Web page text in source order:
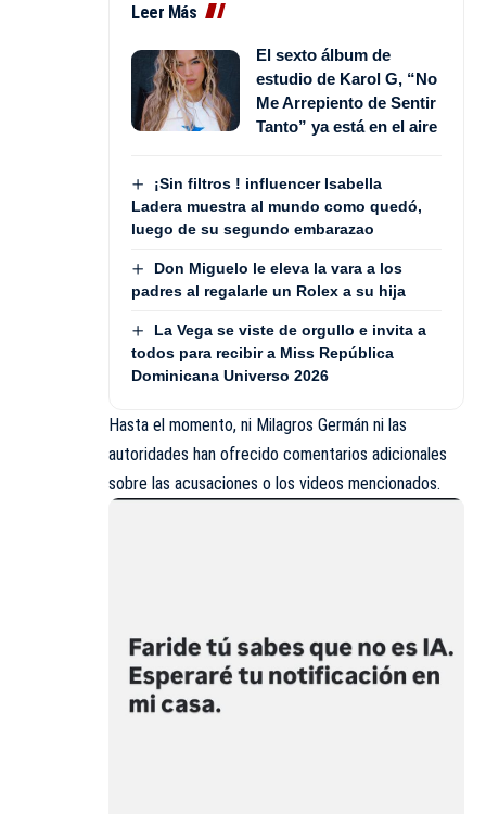
Leer Más
El sexto álbum de
estudio de Karol G, “No
Me Arrepiento de Sentir
Tanto” ya está en el aire
¡Sin filtros ! influencer Isabella
Ladera muestra al mundo como quedó,
luego de su segundo embarazao
Don Miguelo le eleva la vara a los
padres al regalarle un Rolex a su hija
La Vega se viste de orgullo e invita a
todos para recibir a Miss República
Dominicana Universo 2026
Hasta el momento, ni Milagros Germán ni las
autoridades han ofrecido comentarios adicionales
sobre las acusaciones o los videos mencionados.